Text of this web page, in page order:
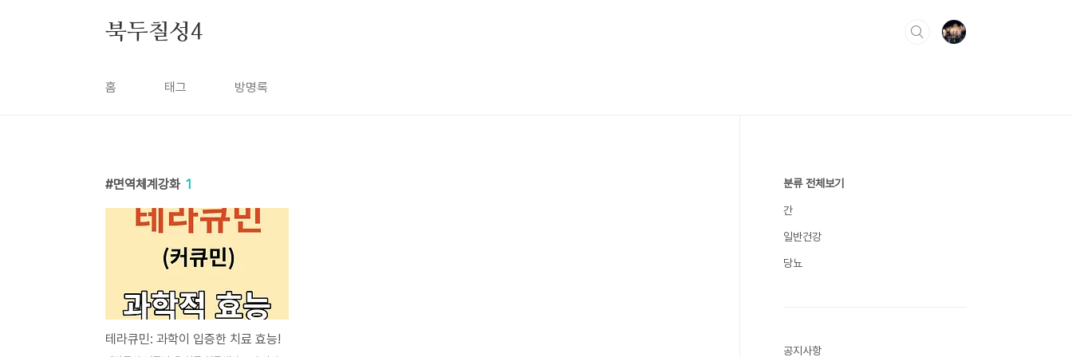
북두칠성4
홈 태그 방명록
면역체계강화 1
테라큐민: 과학이 입증한 치료 효능!
분류 전체보기
간
일반건강
당뇨
공지사항